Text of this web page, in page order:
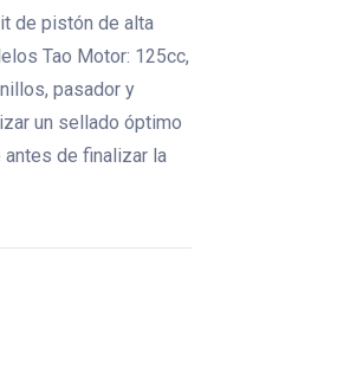
de pistón de alta
Tao Motor: 125cc,
pasador y
un sellado óptimo
de finalizar la